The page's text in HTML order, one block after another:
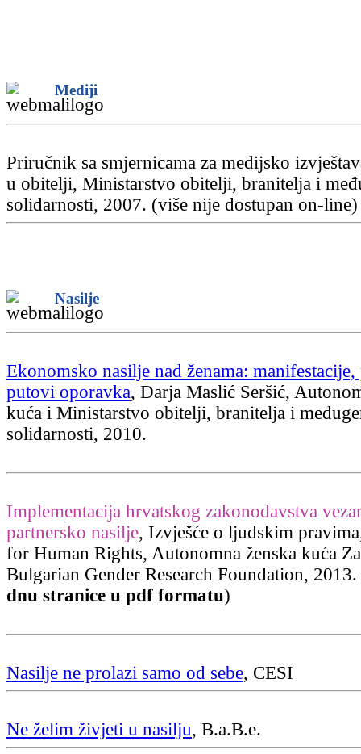
Mediji
Priručnik sa smjernicama za medijsko
u obitelji, Ministarstvo obitelji, branitelja i
solidarnosti, 2007. (više nije dostupan on-line)
Nasilje
Ekonomsko nasilje nad ženama:
putovi oporavka, Darja Maslić Seršić,
kuća i Ministarstvo obitelji, branitelja i
solidarnosti, 2010.
Implementacija hrvatskog zakonodavstva
partnersko nasilje, Izvješće o ljudskim
for Human Rights, Autonomna ženska kuća
Bulgarian Gender Research Foundation,
dnu stranice u pdf formatu)
Nasilje ne prolazi samo od sebe, CESI
Ne želim živjeti u nasilju, B.a.B.e.